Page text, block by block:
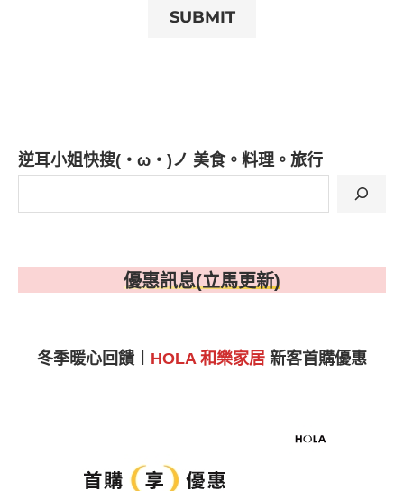
逆耳小姐快搜(・ω・)ノ 美食。料理。旅行
優惠訊息(立馬更新)
冬季暖心回饋︱ HOLA 和樂家居 新客首購優惠